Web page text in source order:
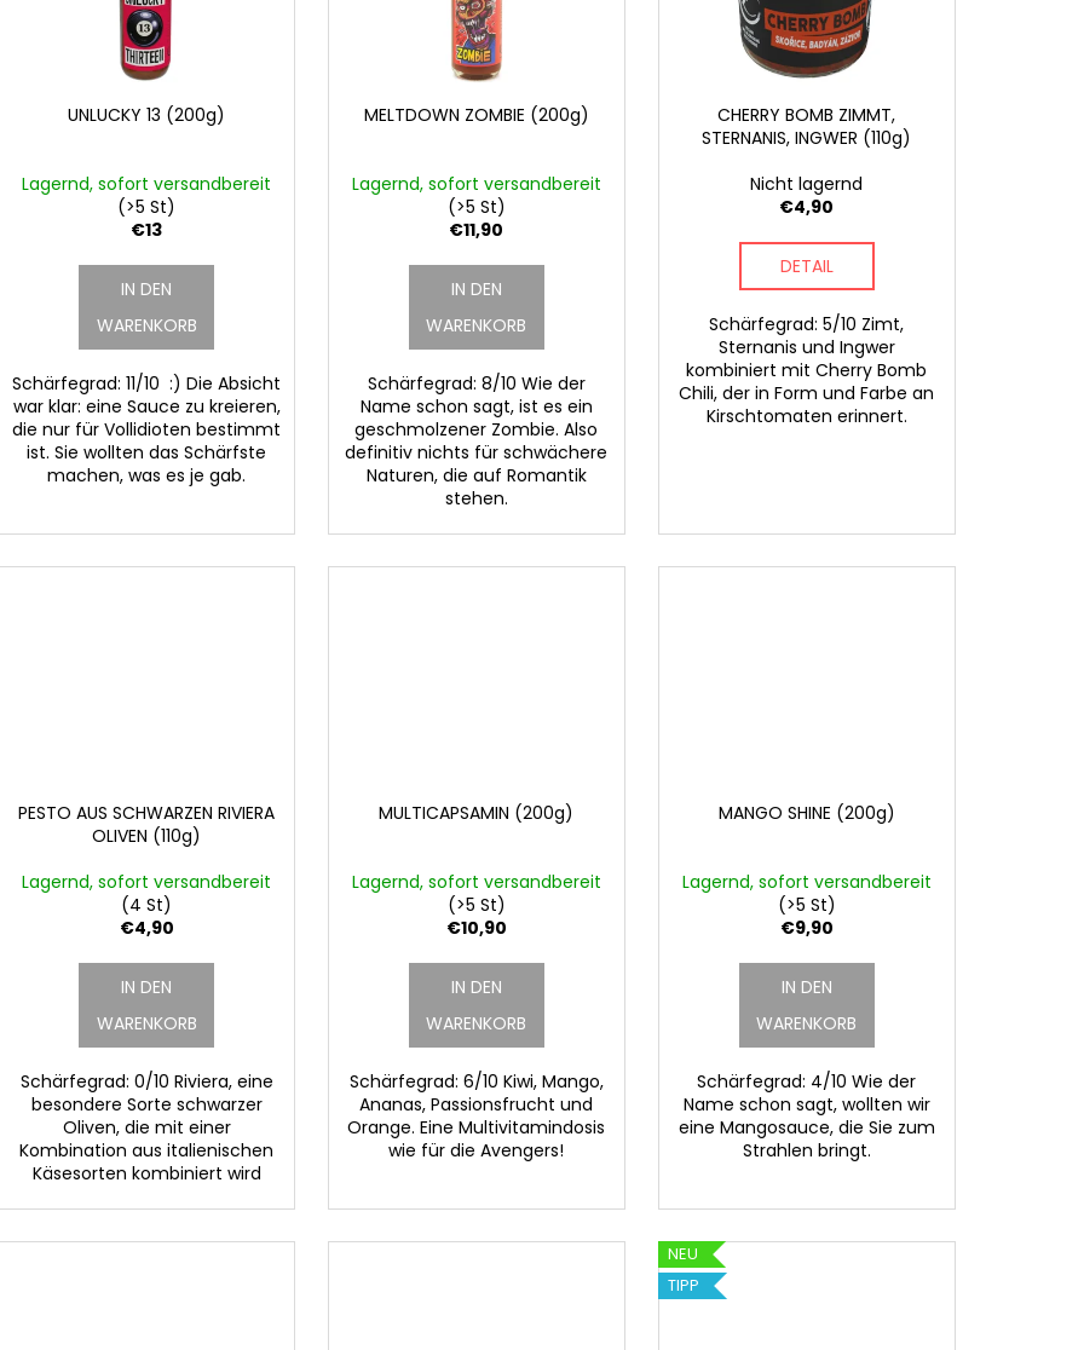
UNLUCKY 13 (200g)
Lagernd, sofort versandbereit
(>5 St)
€13
IN DEN
WARENKORB
Schärfegrad: 11/10 :) Die Absicht
war klar: eine Sauce zu kreieren,
die nur für Vollidioten bestimmt
ist. Sie wollten das Schärfste
machen, was es je gab.
MELTDOWN ZOMBIE (200g)
Lagernd, sofort versandbereit
(>5 St)
€11,90
IN DEN
WARENKORB
Schärfegrad: 8/10 Wie der
Name schon sagt, ist es ein
geschmolzener Zombie. Also
definitiv nichts für schwächere
Naturen, die auf Romantik
stehen.
CHERRY BOMB ZIMMT,
STERNANIS, INGWER (110g)
Nicht lagernd
€4,90
DETAIL
Schärfegrad: 5/10 Zimt,
Sternanis und Ingwer
kombiniert mit Cherry Bomb
Chili, der in Form und Farbe an
Kirschtomaten erinnert.
PESTO AUS SCHWARZEN RIVIERA
OLIVEN (110g)
Lagernd, sofort versandbereit
(4 St)
€4,90
IN DEN
WARENKORB
Schärfegrad: 0/10 Riviera, eine
besondere Sorte schwarzer
Oliven, die mit einer
Kombination aus italienischen
Käsesorten kombiniert wird
MULTICAPSAMIN (200g)
Lagernd, sofort versandbereit
(>5 St)
€10,90
IN DEN
WARENKORB
Schärfegrad: 6/10 Kiwi, Mango,
Ananas, Passionsfrucht und
Orange. Eine Multivitamindosis
wie für die Avengers!
MANGO SHINE (200g)
Lagernd, sofort versandbereit
(>5 St)
€9,90
IN DEN
WARENKORB
Schärfegrad: 4/10 Wie der
Name schon sagt, wollten wir
eine Mangosauce, die Sie zum
Strahlen bringt.
NEU
TIPP
€30,90